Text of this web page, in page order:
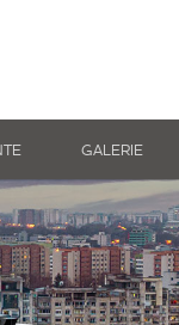
GALERIE